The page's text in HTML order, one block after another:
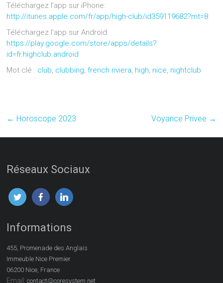
Téléchargez l’app sur iPhone:
http://itunes.apple.com/fr/app/high-club/id359119682?mt=8
Téléchargez l’app sur Android:
https://play.google.com/store/apps/details?
id=fr.highclub.android
Mot clé : club clubbing ,french riviera high nice nightclub
← Horoscope 2023 Voyance Privee →
Réseaux Sociaux
Informations
455, Promenade des Anglais
Immeuble Nice Premier
06200 Nice, France
Email:contact@coresystem.net